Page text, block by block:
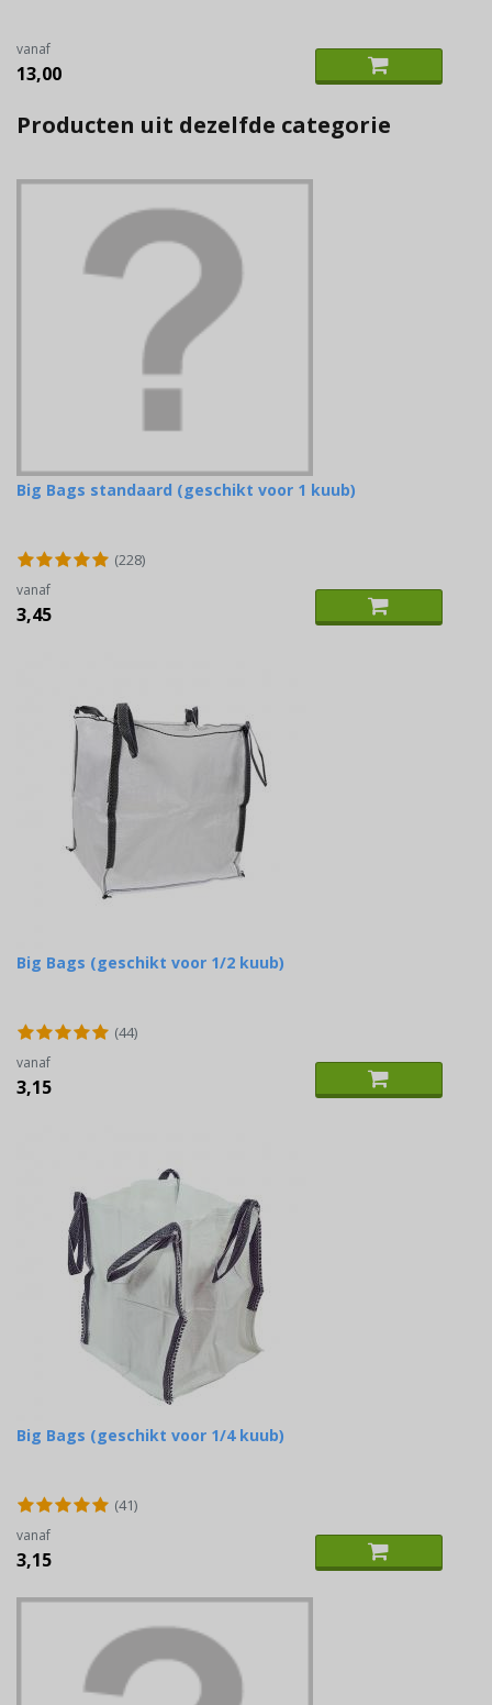
vanaf
13,00
Producten uit dezelfde categorie
Big Bags standaard (geschikt voor 1 kuub)
(228)
vanaf
3,45
Big Bags (geschikt voor 1/2 kuub)
(44)
vanaf
3,15
Big Bags (geschikt voor 1/4 kuub)
(41)
vanaf
3,15